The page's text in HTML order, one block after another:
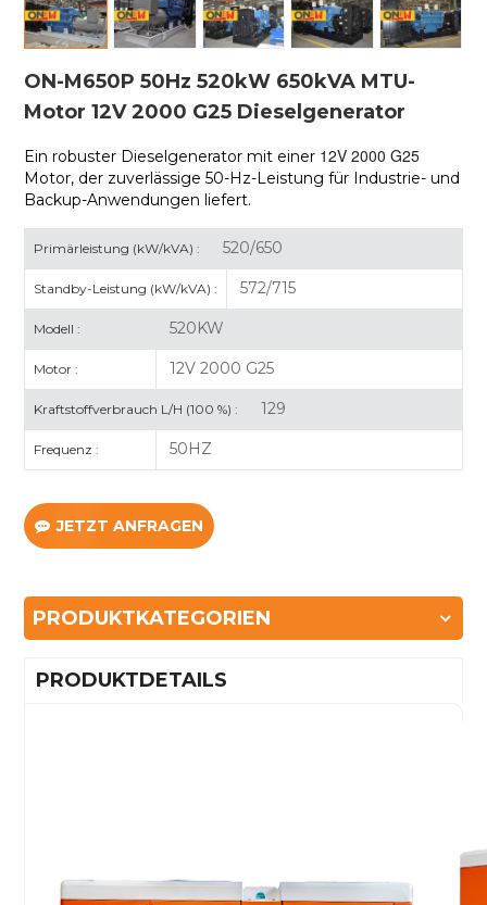
ON-M650P 50Hz 520kW 650kVA MTU-
Motor 12V 2000 G25 Dieselgenerator
Ein robuster Dieselgenerator mit einer 12V 2000 G25
Motor, der zuverlässige 50-Hz-Leistung für Industrie- und
Backup-Anwendungen liefert.
Primärleistung (kW/kVA) : 520/650
Standby-Leistung (kW/kVA) : 572/715
Modell : 520KW
Motor : 12V 2000 G25
Kraftstoffverbrauch L/H (100 %) : 129
Frequenz : 50HZ
JETZT ANFRAGEN
PRODUKTKATEGORIEN
PRODUKTDETAILS